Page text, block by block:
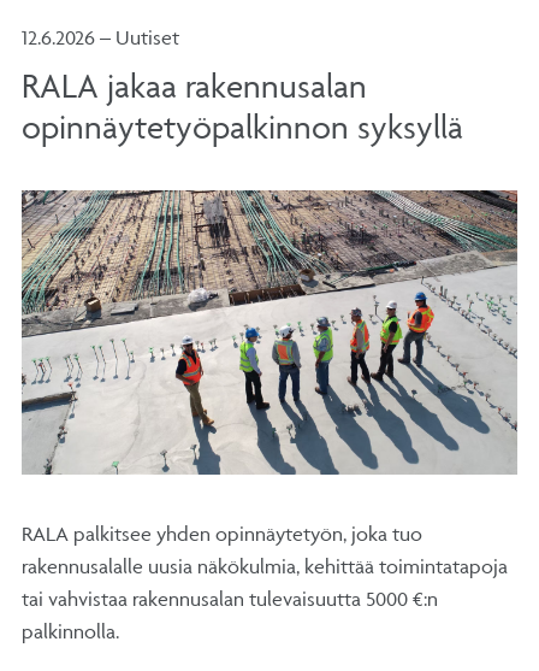
12.6.2026 – Uutiset
RALA jakaa rakennusalan
opinnäytetyöpalkinnon syksyllä
RALA palkitsee yhden opinnäytetyön, joka tuo
rakennusalalle uusia näkökulmia, kehittää toimintatapoja
tai vahvistaa rakennusalan tulevaisuutta 5000 €:n
palkinnolla.